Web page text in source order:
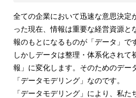
全ての企業において迅速な意思決定
った現在、情報は重要な経営資源と
報のもとになるものが「データ」で
しかしデータは整理・体系化されて
報」に変化します。そのためのデー
「データモデリング」なのです。
「データモデリング」により、私た